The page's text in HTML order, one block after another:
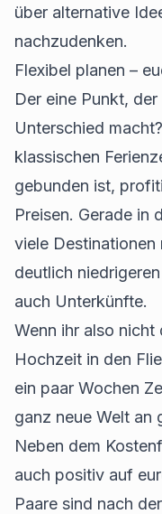
über alternative
nachzudenken.
Flexibel planen –
Der eine Punkt,
Unterschied
klassischen
gebunden ist,
Preisen. Gerade in
viele Destinationen
deutlich
auch Unterkünfte.
Wenn ihr also
Hochzeit in den
ein paar Wochen
ganz neue Welt an
Neben dem
auch positiv auf
Paare sind nach